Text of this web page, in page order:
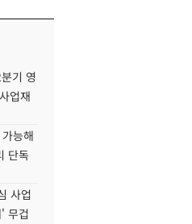
기 영
업재
능해
단독
사업
무겁